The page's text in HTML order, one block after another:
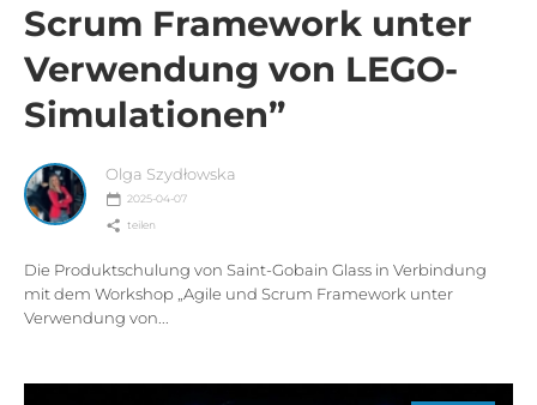
Scrum Framework unter
Verwendung von LEGO-
Simulationen”
Olga Szydłowska
2025-04-07
teilen
Die Produktschulung von Saint-Gobain Glass in Verbindung
mit dem Workshop „Agile und Scrum Framework unter
Verwendung von...